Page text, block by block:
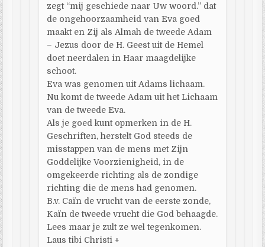
zegt “mij geschiede naar Uw woord.” dat
de ongehoorzaamheid van Eva goed
maakt en Zij als Almah de tweede Adam
– Jezus door de H. Geest uit de Hemel
doet neerdalen in Haar maagdelijke
schoot.
Eva was genomen uit Adams lichaam.
Nu komt de tweede Adam uit het Lichaam
van de tweede Eva.
Als je goed kunt opmerken in de H.
Geschriften, herstelt God steeds de
misstappen van de mens met Zijn
Goddelijke Voorzienigheid, in de
omgekeerde richting als de zondige
richting die de mens had genomen.
B.v. Caïn de vrucht van de eerste zonde,
Kaïn de tweede vrucht die God behaagde.
Lees maar je zult ze wel tegenkomen.
Laus tibi Christi +